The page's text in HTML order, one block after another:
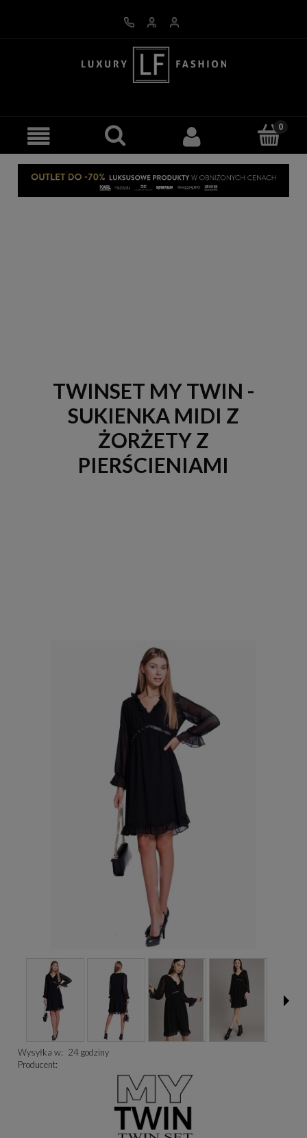
TWINSET MY TWIN -
SUKIENKA MIDI Z
ŻORŻETY Z
PIERŚCIENIAMI
Wysyłka w: 24 godziny
Producent: